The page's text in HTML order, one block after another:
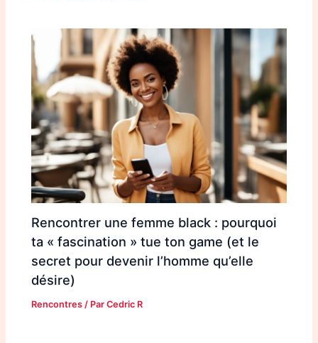
Rencontrer une femme black : pourquoi
ta « fascination » tue ton game (et le
secret pour devenir l’homme qu’elle
désire)
Rencontres / ParCedric R